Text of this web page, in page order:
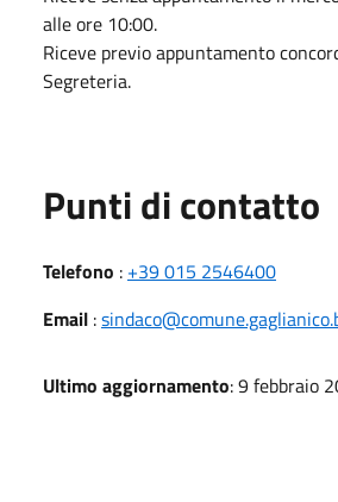
alle ore 10:00.
Riceve previo appuntamento
Segreteria.
Punti di contatto
Telefono : +39 015 2546400
Email :
Ultimo aggiornamento: 9 febbraio